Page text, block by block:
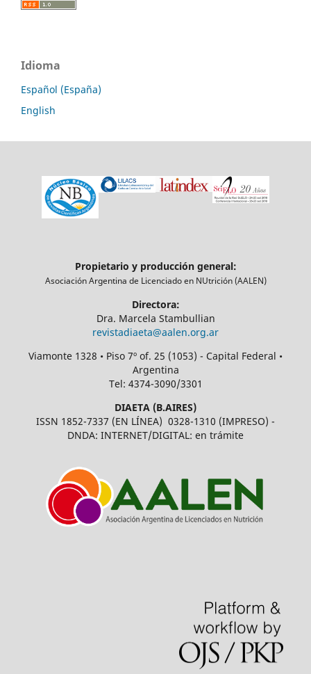
Idioma
Español (España)
English
Propietario y producción general:
Asociación Argentina de Licenciado en NUtrición (AALEN)
Directora:
Dra. Marcela Stambullian
revistadiaeta@aalen.org.ar
Viamonte 1328 • Piso 7º of. 25 (1053) - Capital Federal •
Argentina
Tel: 4374-3090/3301
DIAETA (B.AIRES)
ISSN 1852-7337 (EN LÍNEA) 0328-1310 (IMPRESO) -
DNDA: INTERNET/DIGITAL: en trámite